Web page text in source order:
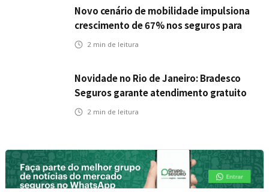
Novo cenário de mobilidade impulsiona
crescimento de 67% nos seguros para
veículos elétricos da Bradesco Seguros
2 min de leitura
Novidade no Rio de Janeiro: Bradesco
Seguros garante atendimento gratuito
na Ponte Rio-Niterói
2 min de leitura